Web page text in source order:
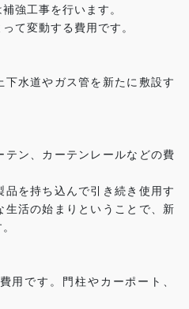
強工事を行います。
て変動する費用です。
水道やガス管を新たに敷設す
ン、カーテンレールなどの費
を持ち込んで引き続き使用す
活の始まりということで、新
です。門柱やカーポート、